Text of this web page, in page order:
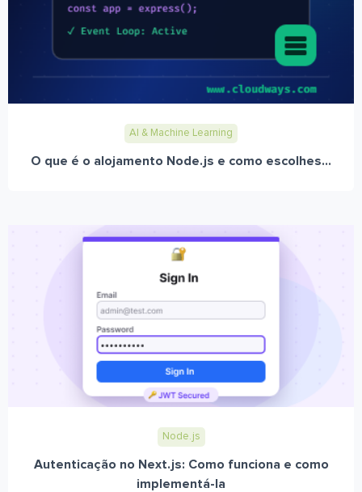
AI & Machine Learning
O que é o alojamento Node.js e como escolhes...
Node.js
Autenticação no Next.js: Como funciona e como
implementá-la